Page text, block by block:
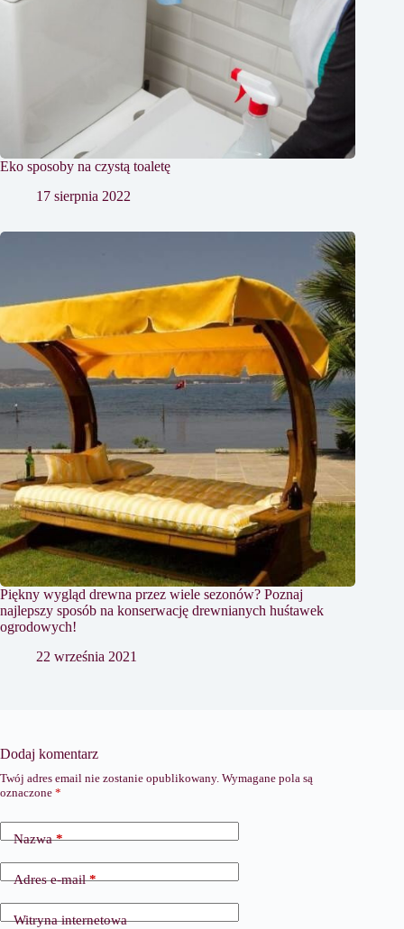
Eko sposoby na czystą toaletę
17 sierpnia 2022
Piękny wygląd drewna przez wiele sezonów? Poznaj
najlepszy sposób na konserwację drewnianych huśtawek
ogrodowych!
22 września 2021
Dodaj komentarz
Twój adres email nie zostanie opublikowany. Wymagane pola są
oznaczone *
Nazwa*
Adres e-mail*
Witryna internetowa